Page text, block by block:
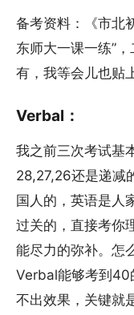
备考资料：《市北
东师大一课一练”
有，我等会儿也贴
Verbal：
我之前三次考试基
28,27,26还是递减
国人的，英语是人
过关的，直接考你
能尽力的弥补。怎
Verbal能够考到40
不出效果，关键就